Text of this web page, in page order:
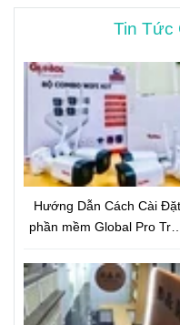
Tin Tức
Hướng Dẫn Cách Cài Đặt
phần mềm Global Pro